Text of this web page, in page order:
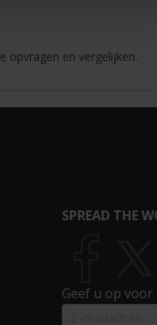
opvragen en vergelijken.
SPREAD THE
Geef u op